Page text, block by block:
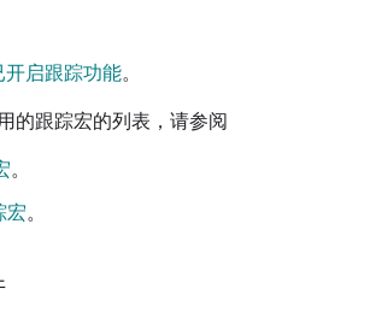
开启跟踪功能。
的跟踪宏的列表，请参阅
。
宏。